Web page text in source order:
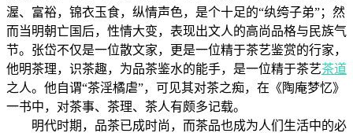
渥、富裕，锦衣玉食，纵情声色，是个十足的“纨绔子弟”；然
而当明朝亡国后，性情大变，表现出文人的高尚品格与民族气
节。张岱不仅是一位散文家，更是一位精于茶艺鉴赏的行家，
他明茶理，识茶趣，为品茶鉴水的能手，是一位精于茶艺茶道
之人。他自谓“茶淫橘虐”，可见其对茶之痴，在《陶庵梦忆》
一书中，对茶事、茶理、茶人有颇多记载。
明代时期，品茶已成时尚，而茶品也成为人们生活中的必